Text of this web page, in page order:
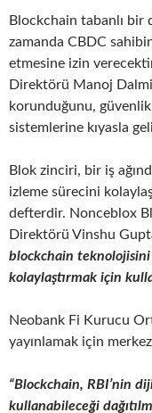
Blockchain tabanlı bir
zamanda CBDC
etmesine izin
Direktörü Manoj
korunduğunu,
sistemlerine kıyasla
Blok zinciri, bir iş
izleme sürecini
defterdir. Nonceblox
Direktörü Vinshu
blockchain
kolaylaştırmak için
Neobank Fi Kurucu
yayınlamak için
“Blockchain, RBI’nin
kullanabileceği